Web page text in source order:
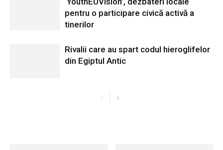
pentru o participare civică activă a
tinerilor
Rivalii care au spart codul hieroglifelor
din Egiptul Antic